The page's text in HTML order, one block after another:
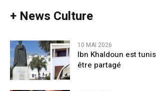
+ News Culture
10 MAI 2026
Ibn Khaldoun est
être partagé